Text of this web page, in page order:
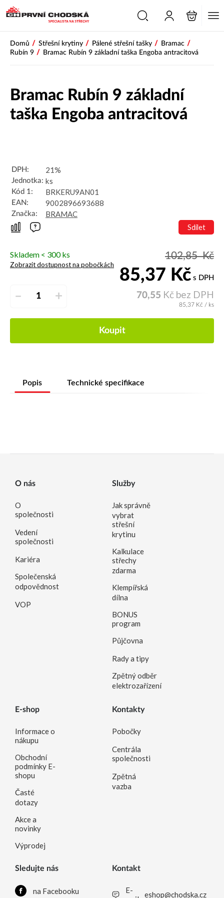
Domů / Střešní krytiny / Pálené střešní tašky / Bramac /
Rubín 9 / Bramac Rubín 9 základní taška Engoba antracitová
Bramac Rubín 9 základní
taška Engoba antracitová
DPH: 21%
Jednotka: ks
Kód 1: BRKERU9AN01
EAN: 9002896693688
Značka: BRAMAC
Sdílet
Skladem < 300 ks
Zobrazit dostupnost na pobočkách
– +
102,85Kč
85,37 Kč s DPH
70,55 Kč bez DPH
85,37 Kč / ks
Koupit
Popis Technické specifikace
O nás
O
společnosti
Vedení
společnosti
Kariéra
Společenská
odpovědnost
VOP
Služby
Jak správně
vybrat
střešní
krytinu
Kalkulace
střechy
zdarma
Klempířská
dílna
BONUS
program
Půjčovna
Rady a tipy
Zpětný odběr
elektrozařízení
E-shop
Informace o
nákupu
Obchodní
podmínky E-
shopu
Časté
dotazy
Akce a
novinky
Výprodej
Kontakty
Pobočky
Centrála
společnosti
Zpětná
vazba
Sledujte nás
na Facebooku
Kontakt
E-
eshop@chodska.cz